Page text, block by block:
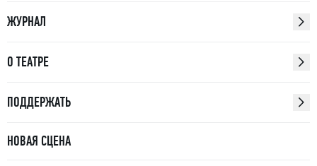
ЖУРНАЛ
О ТЕАТРЕ
ПОДДЕРЖАТЬ
НОВАЯ СЦЕНА